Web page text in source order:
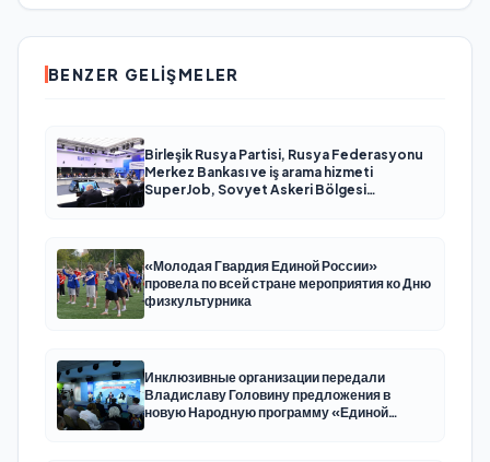
BENZER GELIŞMELER
Birleşik Rusya Partisi, Rusya Federasyonu
Merkez Bankası ve iş arama hizmeti
SuperJob, Sovyet Askeri Bölgesi
«Молодая Гвардия Единой России»
провела по всей стране мероприятия ко Дню
физкультурника
Инклюзивные организации передали
Владиславу Головину предложения в
новую Народную программу «Единой